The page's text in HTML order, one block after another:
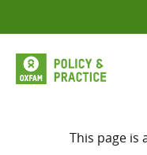
to
content
This page is